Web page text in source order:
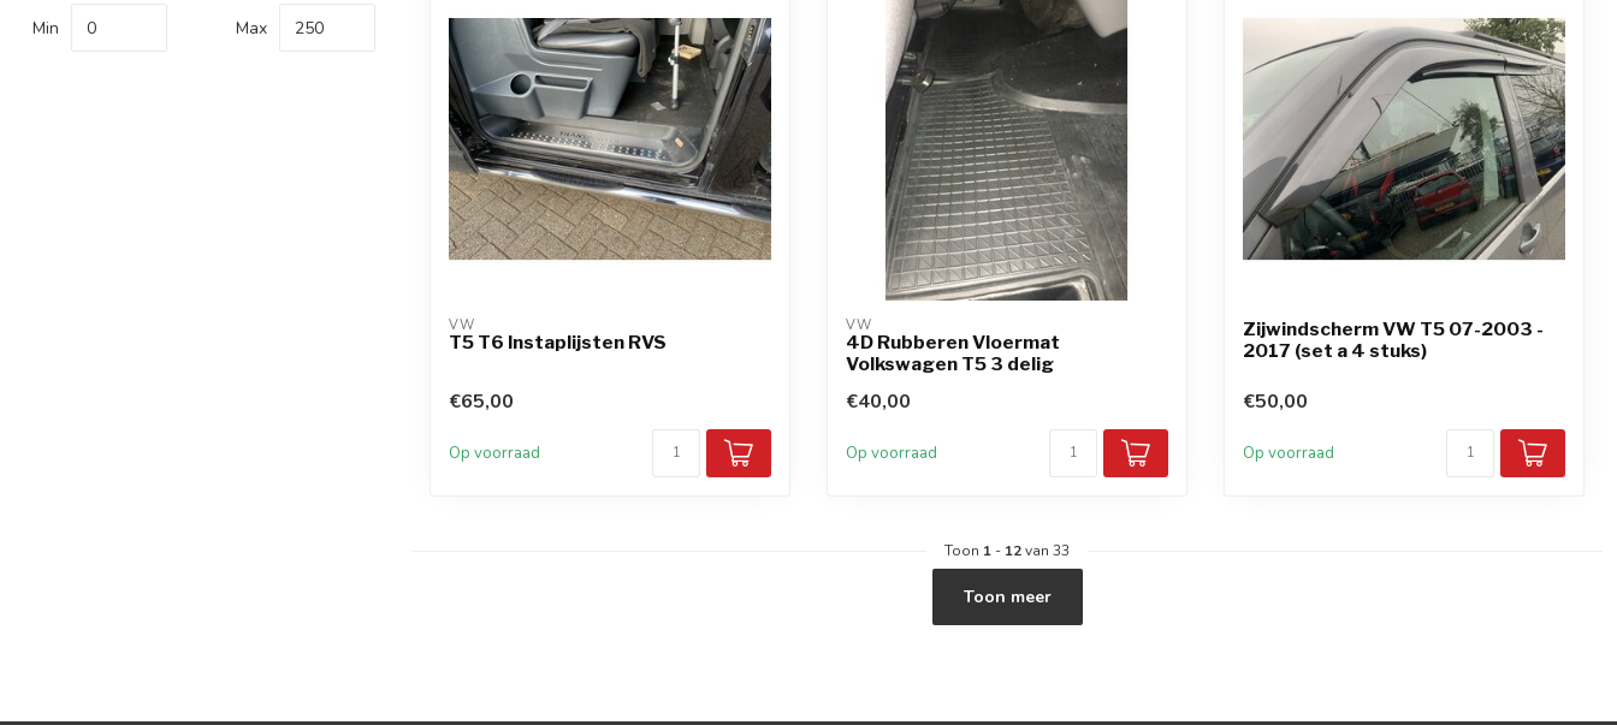
Min Max
VW
T5 T6 Instaplijsten RVS
€65,00
Op voorraad
VW
4D Rubberen Vloermat
Volkswagen T5 3 delig
€40,00
Op voorraad
Zijwindscherm VW T5 07-2003 -
2017 (set a 4 stuks)
€50,00
Op voorraad
Toon 1 - 12van 33
Toon meer